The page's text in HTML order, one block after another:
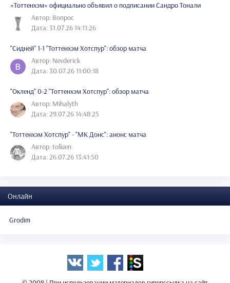
«Тоттенхэм» официально объявил о подписании Сандро Тонали
Автор: Вопрос
Дата: 31.07.26 14:11:26
"Сидней" 1-1 "Тоттенхэм Хотспур": обзор матча
Автор: Nevderick
Дата: 30.07.26 11:00:18
"Окленд" 0-2 "Тоттенхэм Хотспур": обзор матча
Автор: Mihalyth
Дата: 29.07.26 14:48:25
"Тоттенхэм Хотспур" - "МК Донс": анонс матча
Автор: tolkien
Дата: 26.07.26 13:41:50
Онлайн
Grodim